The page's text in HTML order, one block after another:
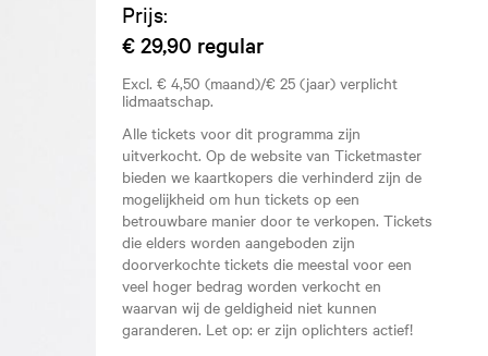
Prijs:
€ 29,90 regular
Excl. € 4,50 (maand)/€ 25 (jaar) verplicht
lidmaatschap.
Alle tickets voor dit programma zijn
uitverkocht. Op de website van Ticketmaster
bieden we kaartkopers die verhinderd zijn de
mogelijkheid om hun tickets op een
betrouwbare manier door te verkopen. Tickets
die elders worden aangeboden zijn
doorverkochte tickets die meestal voor een
veel hoger bedrag worden verkocht en
waarvan wij de geldigheid niet kunnen
garanderen. Let op: er zijn oplichters actief!